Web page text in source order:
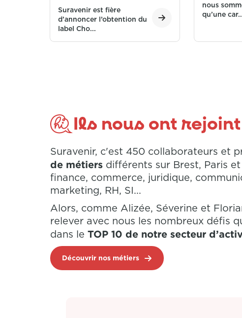
Suravenir est fière
d’annoncer l’obtention du
label Cho...
nous
qu’une
Ils nous ont
Suravenir, c'est 450 collaborateurs et
de métiers différents sur Brest, Paris
finance, commerce, juridique,
marketing, RH, SI...
Alors, comme Alizée, Séverine et
relever avec nous les nombreux défis
dans le TOP 10 de notre secteur
Découvrir nos métiers